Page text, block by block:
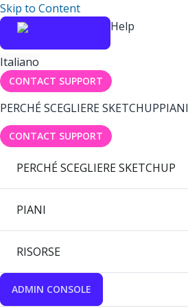
Skip to Content
Help
Italiano
CONTACT SUPPORT
PERCHÉ SCEGLIERE SKETCHUPPIANI
CONTACT SUPPORT
PERCHÉ SCEGLIERE SKETCHUP
PIANI
RISORSE
ADMIN CONSOLE